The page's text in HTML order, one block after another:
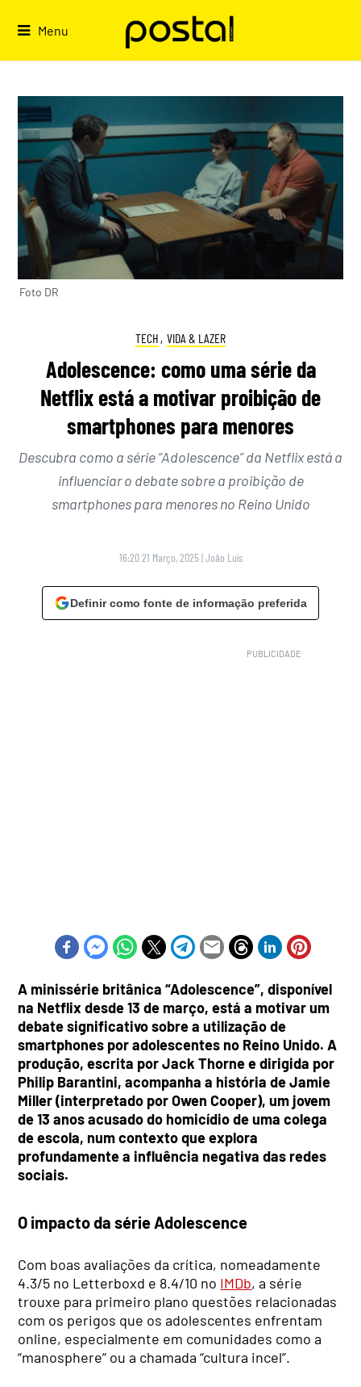
Menu
Foto DR
TECH , VIDA & LAZER
Adolescence: como uma série da
Netflix está a motivar proibição de
smartphones para menores
Descubra como a série “Adolescence” da Netflix está a
influenciar o debate sobre a proibição de
smartphones para menores no Reino Unido
16:20 21 Março, 2025 |João Luís
Definir como fonte de informação preferida
A minissérie britânica “Adolescence”, disponível
na Netflix desde 13 de março, está a motivar um
debate significativo sobre a utilização de
smartphones por adolescentes no Reino Unido. A
produção, escrita por Jack Thorne e dirigida por
Philip Barantini, acompanha a história de Jamie
Miller (interpretado por Owen Cooper), um jovem
de 13 anos acusado do homicídio de uma colega
de escola, num contexto que explora
profundamente a influência negativa das redes
sociais.
O impacto da série Adolescence
Com boas avaliações da crítica, nomeadamente
4.3/5 no Letterboxd e 8.4/10 no IMDb, a série
trouxe para primeiro plano questões relacionadas
com os perigos que os adolescentes enfrentam
online, especialmente em comunidades como a
“manosphere” ou a chamada “cultura incel”.